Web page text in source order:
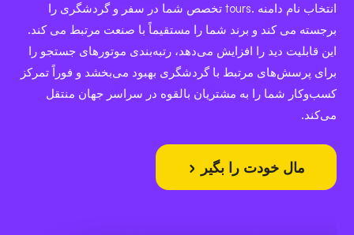
انتخاب نام دامنه .tours تخصص شما در سفر و گردشگری را
برجسته می کند و برند شما را مستقیماً با صنعت مرتبط می کند.
این قابلیت دید را افزایش می‌دهد، رتبه‌بندی موتورهای جستجو را
برای پرسش‌های مرتبط با گردشگری بهبود می‌بخشد و فوراً تمرکز
کسب‌وکار شما را به مشتریان بالقوه در سراسر جهان منتقل
می‌کند.
مال خودت را بگیر